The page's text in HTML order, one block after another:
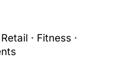
· Fitness ·